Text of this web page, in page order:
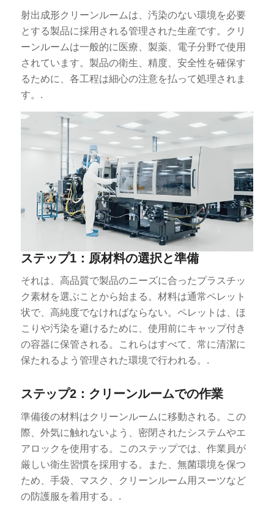
射出成形クリーンルームは、汚染のない環境を必要
とする製品に採用される管理された生産です。クリ
ーンルームは一般的に医療、製薬、電子分野で使用
されています。製品の衛生、精度、安全性を確保す
るために、各工程は細心の注意を払って処理されま
す。.
ステップ1：原材料の選択と準備
それは、高品質で製品のニーズに合ったプラスチッ
ク素材を選ぶことから始まる。材料は通常ペレット
状で、高純度でなければならない。ペレットは、ほ
こりや汚染を避けるために、使用前にキャップ付き
の容器に保管される。これらはすべて、常に清潔に
保たれるよう管理された環境で行われる。.
ステップ2：クリーンルームでの作業
準備後の材料はクリーンルームに移動される。この
際、外気に触れないよう、密閉されたシステムやエ
アロックを使用する。このステップでは、作業員が
厳しい衛生習慣を採用する。また、無菌環境を保つ
ため、手袋、マスク、クリーンルーム用スーツなど
の防護服を着用する。.